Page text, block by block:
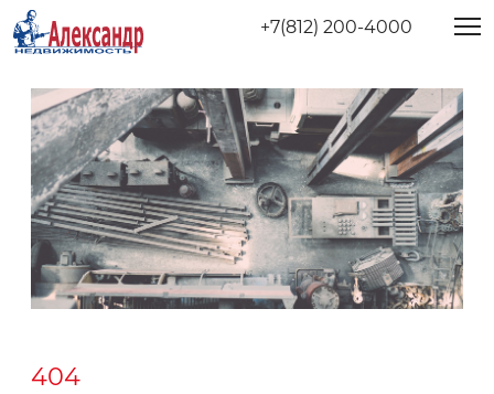
+7(812) 200-4000
404